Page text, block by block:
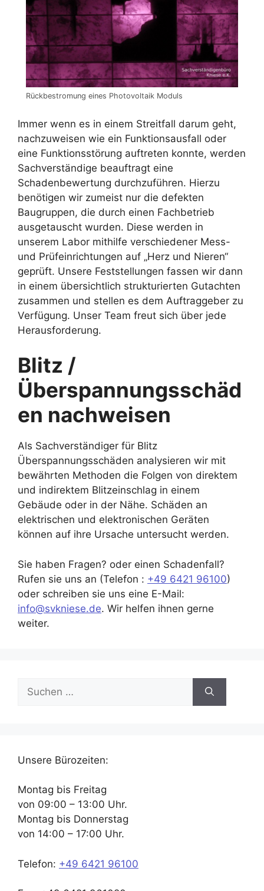
Rückbestromung eines Photovoltaik Moduls
Immer wenn es in einem Streitfall darum geht,
nachzuweisen wie ein Funktionsausfall oder
eine Funktionsstörung auftreten konnte, werden
Sachverständige beauftragt eine
Schadenbewertung durchzuführen. Hierzu
benötigen wir zumeist nur die defekten
Baugruppen, die durch einen Fachbetrieb
ausgetauscht wurden. Diese werden in
unserem Labor mithilfe verschiedener Mess-
und Prüfeinrichtungen auf „Herz und Nieren“
geprüft. Unsere Feststellungen fassen wir dann
in einem übersichtlich strukturierten Gutachten
zusammen und stellen es dem Auftraggeber zu
Verfügung. Unser Team freut sich über jede
Herausforderung.
Blitz /
Überspannungsschäd
en nachweisen
Als Sachverständiger für Blitz
Überspannungsschäden analysieren wir mit
bewährten Methoden die Folgen von direktem
und indirektem Blitzeinschlag in einem
Gebäude oder in der Nähe. Schäden an
elektrischen und elektronischen Geräten
können auf ihre Ursache untersucht werden.
Sie haben Fragen? oder einen Schadenfall?
Rufen sie uns an (Telefon : +49 6421 96100)
oder schreiben sie uns eine E-Mail:
info@svkniese.de. Wir helfen ihnen gerne
weiter.
nach:
Unsere Bürozeiten:
Montag bis Freitag
von 09:00 – 13:00 Uhr.
Montag bis Donnerstag
von 14:00 – 17:00 Uhr.
Telefon: +49 6421 96100